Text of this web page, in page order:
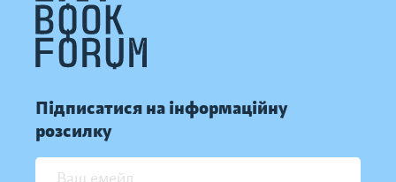
Підписатися на інформаційну
розсилку